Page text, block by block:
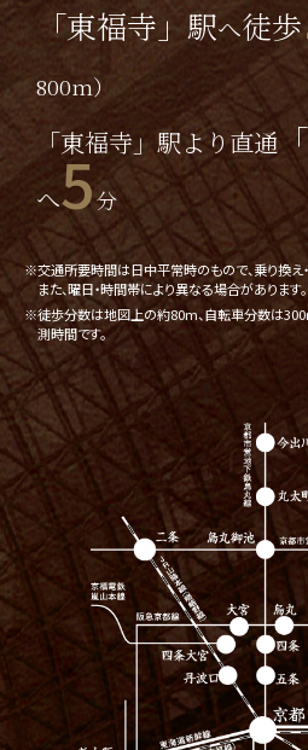
「東福寺」駅へ徒歩
800m）
「東福寺」駅より直通
へ5分
※交通所要時間は日中平常時のもので、乗り換え
また、曜日・時間帯により異なる場合があります。
※徒歩分数は地図上の約80m、自転車分数は
測時間です。